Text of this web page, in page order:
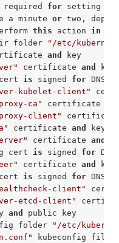
for setting up
a minute or two,
this action in
folder
"/etc/
and
key
certificate and
key
is signed for DNS
kubelet-client"
ca" certificate
client"
certificate and
key
certificate and
cert is signed for
certificate and
key
is signed for DNS
client"
etcd-client"
and
public key
folder
"/etc/
kubeconfig file